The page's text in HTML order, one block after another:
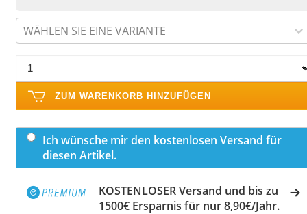
WÄHLEN SIE EINE VARIANTE
ZUM WARENKORB HINZUFÜGEN
Ich wünsche mir den kostenlosen Versand für
diesen Artikel.
KOSTENLOSER Versand und bis zu
1500€ Ersparnis für nur 8,90€/Jahr.